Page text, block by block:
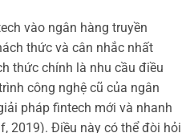
vào ngân hàng truyền
thức và cân nhắc nhất
thức chính là nhu cầu điều
công nghệ cũ của ngân
pháp fintech mới và nhanh
2019). Điều này có thể đòi hỏi